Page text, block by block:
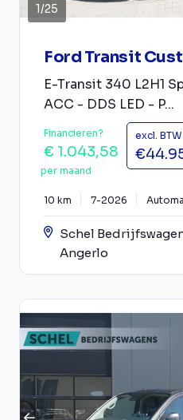
1/25
Ford Transit
E-Transit 340 L2H1
ACC - DDS LED - P...
Financieren?
€ 1.043,58
per maand
excl. BTW
10 km 7-2026
Schel
Angerlo